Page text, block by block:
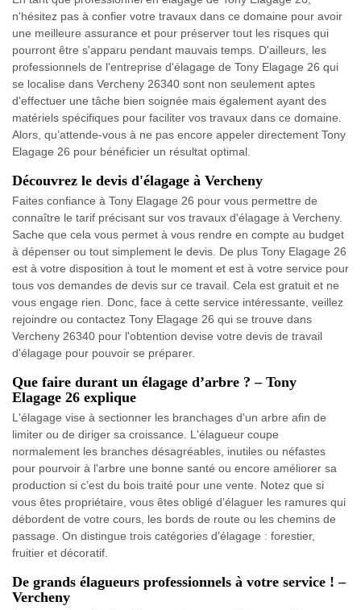
n'hésitez pas à confier votre travaux dans ce domaine pour avoir
une meilleure assurance et pour préserver tout les risques qui
pourront être s'apparu pendant mauvais temps. D'ailleurs, les
professionnels de l'entreprise d'élagage de Tony Elagage 26 qui
se localise dans Vercheny 26340 sont non seulement aptes
d'effectuer une tâche bien soignée mais également ayant des
matériels spécifiques pour faciliter vos travaux dans ce domaine.
Alors, qu’attende-vous à ne pas encore appeler directement Tony
Elagage 26 pour bénéficier un résultat optimal.
Découvrez le devis d'élagage à Vercheny
Faites confiance à Tony Elagage 26 pour vous permettre de
connaître le tarif précisant sur vos travaux d'élagage à Vercheny.
Sache que cela vous permet à vous rendre en compte au budget
à dépenser ou tout simplement le devis. De plus Tony Elagage 26
est à votre disposition à tout le moment et est à votre service pour
tous vos demandes de devis sur ce travail. Cela est gratuit et ne
vous engage rien. Donc, face à cette service intéressante, veillez
rejoindre ou contactez Tony Elagage 26 qui se trouve dans
Vercheny 26340 pour l'obtention devise votre devis de travail
d'élagage pour pouvoir se préparer.
Que faire durant un élagage d’arbre ? – Tony
Elagage 26 explique
L'élagage vise à sectionner les branchages d'un arbre afin de
limiter ou de diriger sa croissance. L'élagueur coupe
normalement les branches désagréables, inutiles ou néfastes
pour pourvoir à l'arbre une bonne santé ou encore améliorer sa
production si c’est du bois traité pour une vente. Notez que si
vous êtes propriétaire, vous êtes obligé d’élaguer les ramures qui
débordent de votre cours, les bords de route ou les chemins de
passage. On distingue trois catégories d'élagage : forestier,
fruitier et décoratif.
De grands élagueurs professionnels à votre service ! –
Vercheny